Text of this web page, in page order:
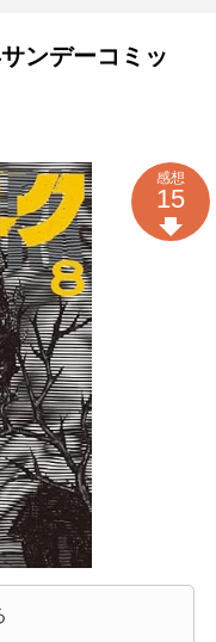
ンデーコミッ
感想
15